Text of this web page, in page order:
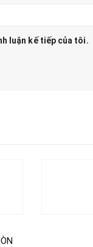
luận kế tiếp của tôi.